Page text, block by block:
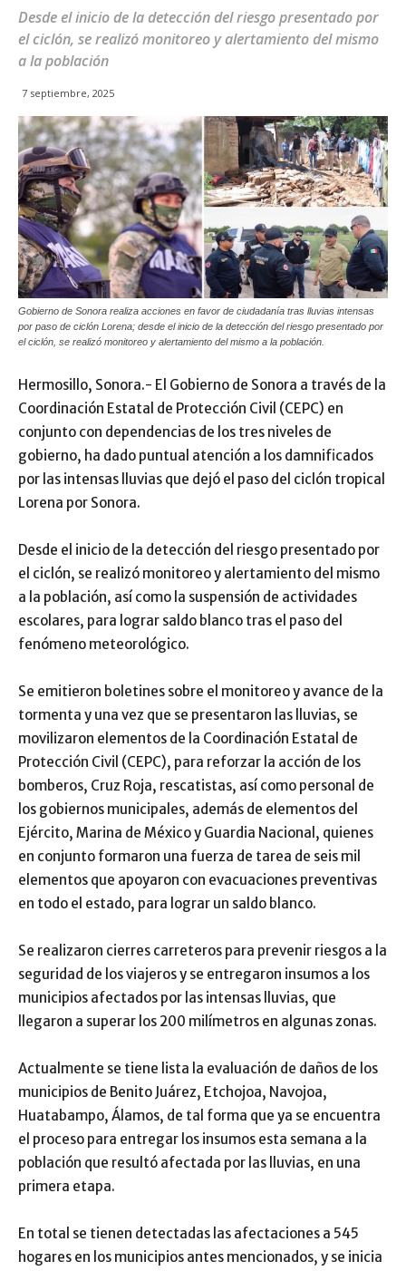
Desde el inicio de la detección del riesgo presentado por
el ciclón, se realizó monitoreo y alertamiento del mismo
a la población
7 septiembre, 2025
Gobierno de Sonora realiza acciones en favor de ciudadanía tras lluvias intensas
por paso de ciclón Lorena; desde el inicio de la detección del riesgo presentado por
el ciclón, se realizó monitoreo y alertamiento del mismo a la población.
Hermosillo, Sonora.- El Gobierno de Sonora a través de la
Coordinación Estatal de Protección Civil (CEPC) en
conjunto con dependencias de los tres niveles de
gobierno, ha dado puntual atención a los damnificados
por las intensas lluvias que dejó el paso del ciclón tropical
Lorena por Sonora.
Desde el inicio de la detección del riesgo presentado por
el ciclón, se realizó monitoreo y alertamiento del mismo
a la población, así como la suspensión de actividades
escolares, para lograr saldo blanco tras el paso del
fenómeno meteorológico.
Se emitieron boletines sobre el monitoreo y avance de la
tormenta y una vez que se presentaron las lluvias, se
movilizaron elementos de la Coordinación Estatal de
Protección Civil (CEPC), para reforzar la acción de los
bomberos, Cruz Roja, rescatistas, así como personal de
los gobiernos municipales, además de elementos del
Ejército, Marina de México y Guardia Nacional, quienes
en conjunto formaron una fuerza de tarea de seis mil
elementos que apoyaron con evacuaciones preventivas
en todo el estado, para lograr un saldo blanco.
Se realizaron cierres carreteros para prevenir riesgos a la
seguridad de los viajeros y se entregaron insumos a los
municipios afectados por las intensas lluvias, que
llegaron a superar los 200 milímetros en algunas zonas.
Actualmente se tiene lista la evaluación de daños de los
municipios de Benito Juárez, Etchojoa, Navojoa,
Huatabampo, Álamos, de tal forma que ya se encuentra
el proceso para entregar los insumos esta semana a la
población que resultó afectada por las lluvias, en una
primera etapa.
En total se tienen detectadas las afectaciones a 545
hogares en los municipios antes mencionados, y se inicia